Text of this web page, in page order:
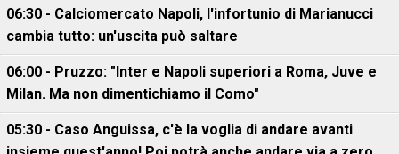
06:30 - Calciomercato Napoli, l'infortunio di Marianucci
cambia tutto: un'uscita può saltare
06:00 - Pruzzo: "Inter e Napoli superiori a Roma, Juve e
Milan. Ma non dimentichiamo il Como"
05:30 - Caso Anguissa, c'è la voglia di andare avanti